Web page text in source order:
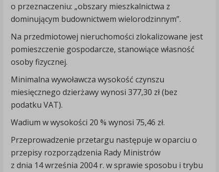
o przeznaczeniu: „obszary mieszkalnictwa z
dominującym budownictwem wielorodzinnym”.
Na przedmiotowej nieruchomości zlokalizowane jest
pomieszczenie gospodarcze, stanowiące własność
osoby fizycznej.
Minimalna wywoławcza wysokość czynszu
miesięcznego dzierżawy wynosi 377,30 zł (bez
podatku VAT).
Wadium w wysokości 20 % wynosi 75,46 zł.
Przeprowadzenie przetargu następuje w oparciu o
przepisy rozporządzenia Rady Ministrów
z dnia 14 września 2004 r. w sprawie sposobu i trybu